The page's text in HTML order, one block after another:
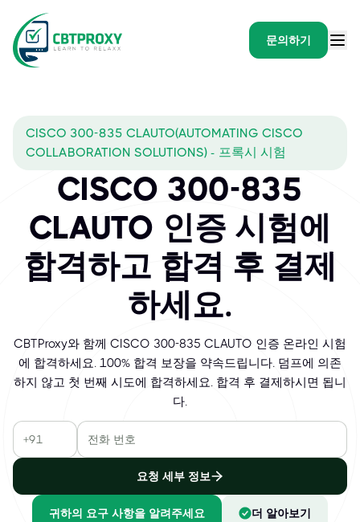
문의하기
CISCO 300-835 CLAUTO(AUTOMATING CISCO
COLLABORATION SOLUTIONS) - 프록시 시험
CISCO 300-835
CLAUTO 인증 시험에
합격하고 합격 후 결제
하세요.
CBTProxy와 함께 CISCO 300-835 CLAUTO 인증 온라인 시험
에 합격하세요. 100% 합격 보장을 약속드립니다. 덤프에 의존
하지 않고 첫 번째 시도에 합격하세요. 합격 후 결제하시면 됩니
다.
요청 세부 정보
귀하의 요구 사항을 알려주세요 더 알아보기